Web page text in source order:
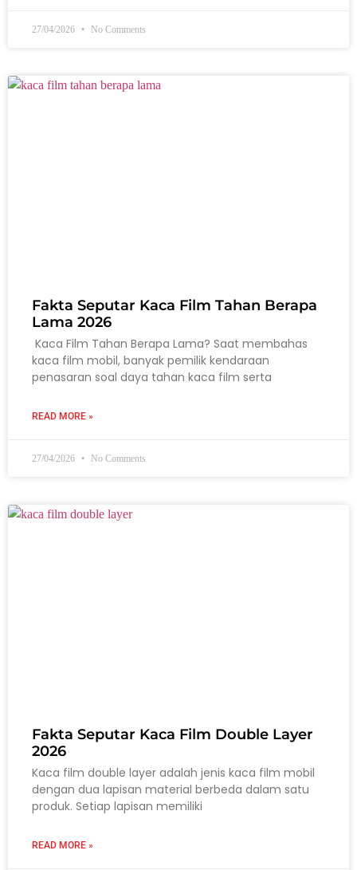
27/04/2026 No Comments
Fakta Seputar Kaca Film Tahan Berapa
Lama 2026
Kaca Film Tahan Berapa Lama? Saat membahas
kaca film mobil, banyak pemilik kendaraan
penasaran soal daya tahan kaca film serta
READ MORE »
27/04/2026 No Comments
Fakta Seputar Kaca Film Double Layer
2026
Kaca film double layer adalah jenis kaca film mobil
dengan dua lapisan material berbeda dalam satu
produk. Setiap lapisan memiliki
READ MORE »